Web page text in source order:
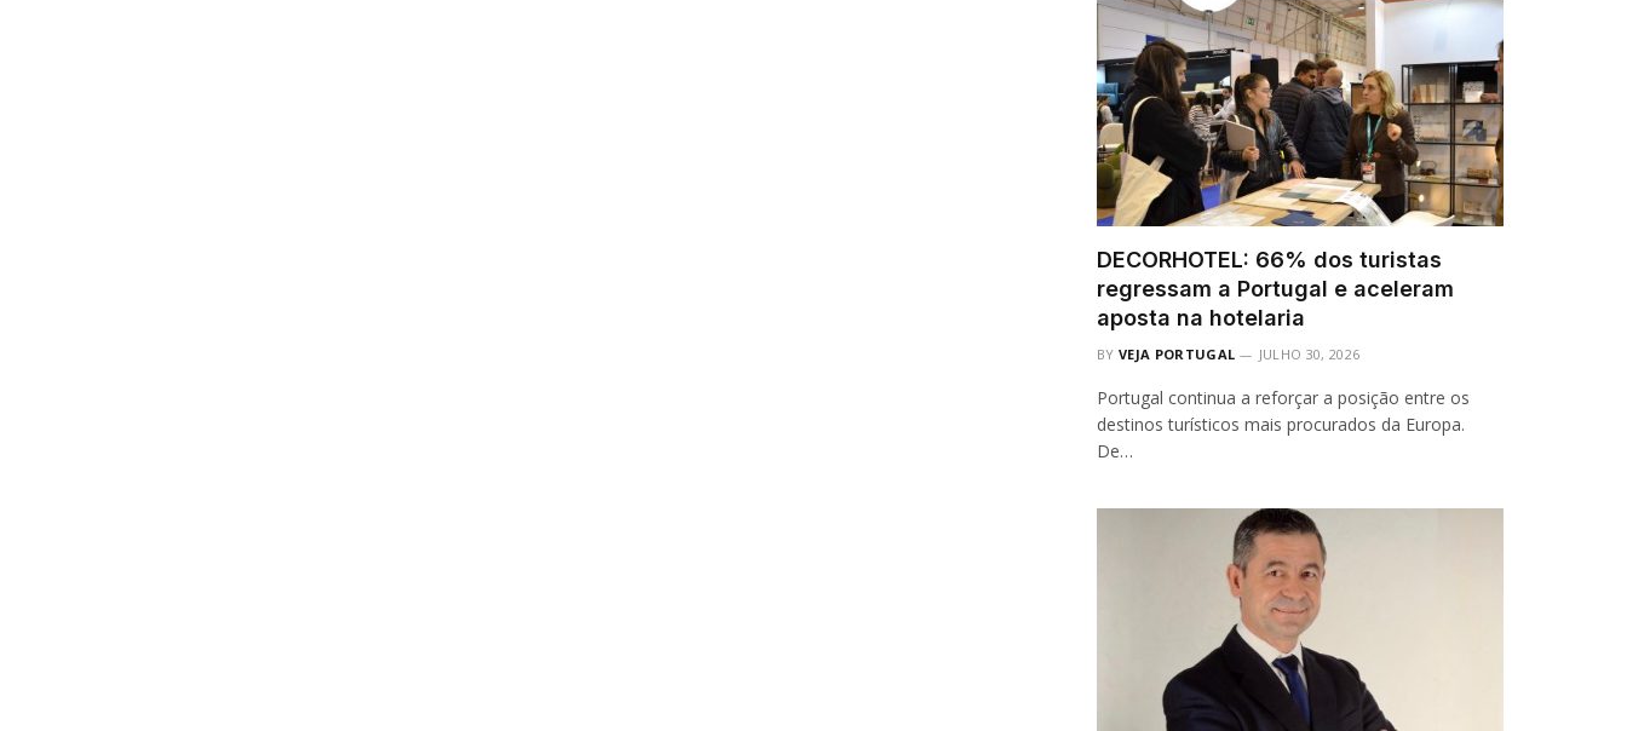
DECORHOTEL: 66% dos turistas
regressam a Portugal e aceleram
aposta na hotelaria
BY VEJA PORTUGAL JULHO 30, 2026
Portugal continua a reforçar a posição entre os
destinos turísticos mais procurados da Europa.
De…